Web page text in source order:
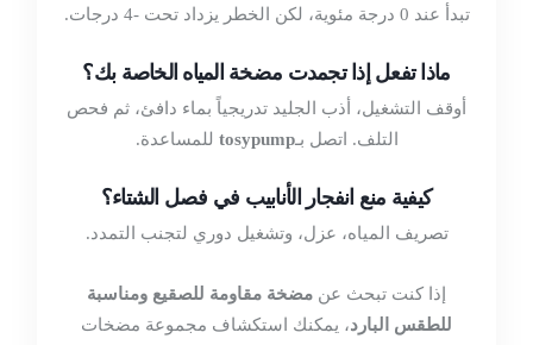
تبدأ عند 0 درجة مئوية، لكن الخطر يزداد تحت -4 درجات.
ماذا تفعل إذا تجمدت مضخة المياه الخاصة بك؟
أوقف التشغيل، أذب الجليد تدريجياً بماء دافئ، ثم فحص
التلف. اتصل بـtosypump للمساعدة.
كيفية منع انفجار الأنابيب في فصل الشتاء؟
تصريف المياه، عزل، وتشغيل دوري لتجنب التمدد.
إذا كنت تبحث عن مضخة مقاومة للصقيع ومناسبة
للطقس البارد، يمكنك استكشاف مجموعة مضخات